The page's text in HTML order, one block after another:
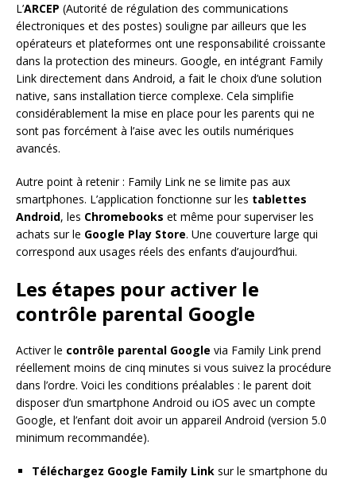
L’ARCEP (Autorité de régulation des communications
électroniques et des postes) souligne par ailleurs que les
opérateurs et plateformes ont une responsabilité croissante
dans la protection des mineurs. Google, en intégrant Family
Link directement dans Android, a fait le choix d’une solution
native, sans installation tierce complexe. Cela simplifie
considérablement la mise en place pour les parents qui ne
sont pas forcément à l’aise avec les outils numériques
avancés.
Autre point à retenir : Family Link ne se limite pas aux
smartphones. L’application fonctionne sur les tablettes
Android, les Chromebooks et même pour superviser les
achats sur le Google Play Store. Une couverture large qui
correspond aux usages réels des enfants d’aujourd’hui.
Les étapes pour activer le
contrôle parental Google
Activer le contrôle parental Google via Family Link prend
réellement moins de cinq minutes si vous suivez la procédure
dans l’ordre. Voici les conditions préalables : le parent doit
disposer d’un smartphone Android ou iOS avec un compte
Google, et l’enfant doit avoir un appareil Android (version 5.0
minimum recommandée).
Téléchargez Google Family Link sur le smartphone du